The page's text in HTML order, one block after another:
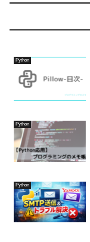
Python
Python
Python